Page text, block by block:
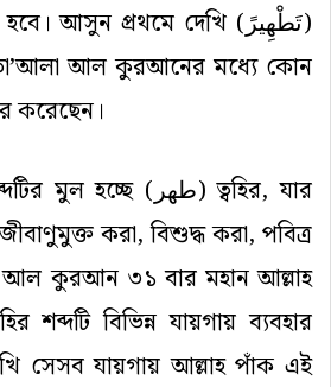
হবে। আসুন প্রথমে দেখি (تَطْهِيرً)
তা’আলা আল কুরআনের মধ্যে কোন
করেছেন।
মুল হচ্ছে (طهر) ত্বহির, যার
জীবাণুমুক্ত করা, বিশুদ্ধ করা, পবিত্র
আল কুরআন ৩১ বার মহান আল্লাহ
শব্দটি বিভিন্ন যায়গায় ব্যবহার
সেসব যায়গায় আল্লাহ পাঁক এই